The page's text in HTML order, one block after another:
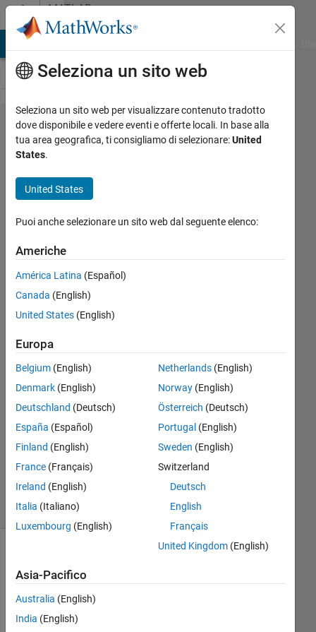
Vai al contenutoMATLAB
Answers
How do I
input a
block into
when b is
const.?
zone
1 Gen
2022
1
Risposta
accettata
Aggiornato
5 Gen 2022
Visualizzazioni
(30 giorni)
Seleziona un sito web
Seleziona un sito web per visualizzare contenuto tradotto
dove disponibile e vedere eventi e offerte locali. In base alla
tua area geografica, ti consigliamo di selezionare:United
States.
United States
Puoi anche selezionare un sito web dal seguente elenco:
Americhe
América Latina (Español)
Canada (English)
United States (English)
Europa
Belgium (English)
Denmark (English)
Deutschland (Deutsch)
España (Español)
Finland (English)
France (Français)
Ireland (English)
Italia (Italiano)
Luxembourg (English)
Netherlands(English)
Norway(English)
Österreich (Deutsch)
Portugal (English)
Sweden (English)
Switzerland
Deutsch
English
Français
United Kingdom(English)
Asia-Pacifico
Australia (English)
India (English)